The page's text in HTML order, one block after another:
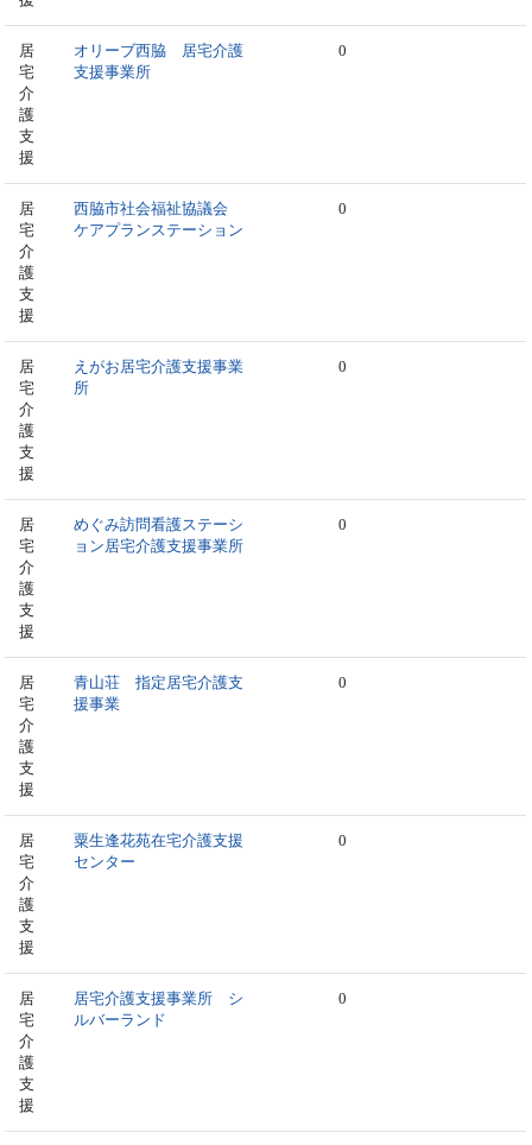
居
宅
介
護
支
援
オリーブ西脇 居宅介護
支援事業所
0
居
宅
介
護
支
援
西脇市社会福祉協議会
ケアプランステーション
0
居
宅
介
護
支
援
えがお居宅介護支援事業
所
0
居
宅
介
護
支
援
めぐみ訪問看護ステーシ
ョン居宅介護支援事業所
0
居
宅
介
護
支
援
青山荘 指定居宅介護支
援事業
0
居
宅
介
護
支
援
粟生逢花苑在宅介護支援
センター
0
居
宅
介
護
支
援
居宅介護支援事業所 シ
ルバーランド
0